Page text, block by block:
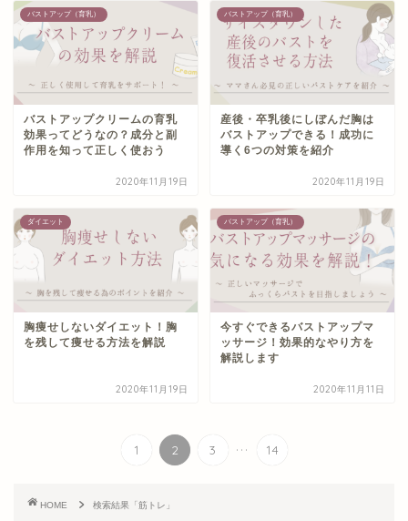
バストアップ（育乳）
バストアップクリームの育乳
効果ってどうなの？成分と副
作用を知って正しく使おう
2020年11月19日
バストアップ（育乳）
産後・卒乳後にしぼんだ胸は
バストアップできる！成功に
導く6つの対策を紹介
2020年11月19日
ダイエット
胸痩せしないダイエット！胸
を残して痩せる方法を解説
2020年11月19日
バストアップ（育乳）
今すぐできるバストアップマ
ッサージ！効果的なやり方を
解説します
2020年11月11日
1 2 3 ... 14
HOME 検索結果「筋トレ」